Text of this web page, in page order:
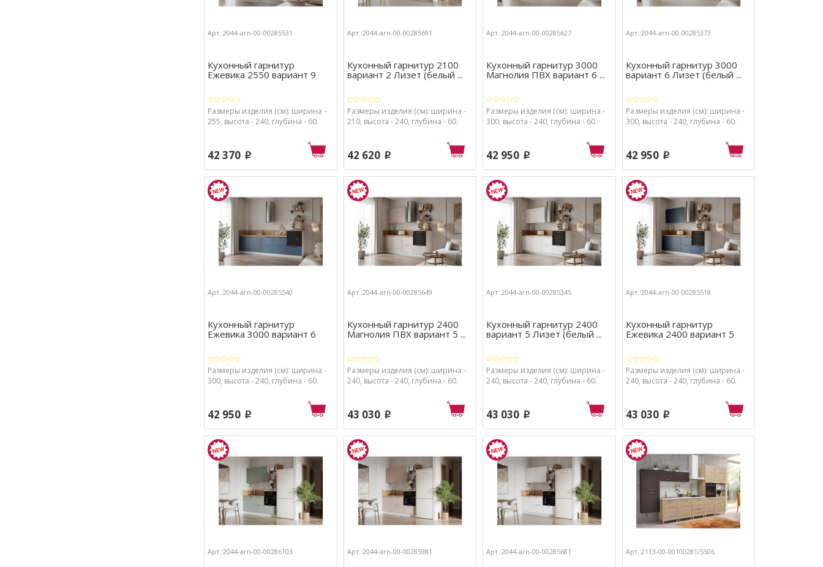
Арт.:2044-arn-00-00285531
Кухонный гарнитур
Ежевика 2550 вариант 9
Размеры изделия (см): ширина -
255, высота - 240, глубина - 60.
42 370 p
Арт.:2044-arn-00-00285691
Кухонный гарнитур 2100
вариант 2 Лизет (белый ...
Размеры изделия (см): ширина -
210, высота - 240, глубина - 60.
42 620 p
Арт.:2044-arn-00-00285627
Кухонный гарнитур 3000
Магнолия ПВХ вариант 6 ...
Размеры изделия (см): ширина -
300, высота - 240, глубина - 60.
42 950 p
Арт.:2044-arn-00-00285373
Кухонный гарнитур 3000
вариант 6 Лизет (белый ...
Размеры изделия (см): ширина -
300, высота - 240, глубина - 60.
42 950 p
Арт.:2044-arn-00-00285540
Кухонный гарнитур
Ежевика 3000 вариант 6
Размеры изделия (см): ширина -
300, высота - 240, глубина - 60.
42 950 p
Арт.:2044-arn-00-00285649
Кухонный гарнитур 2400
Магнолия ПВХ вариант 5 ...
Размеры изделия (см): ширина -
240, высота - 240, глубина - 60.
43 030 p
Арт.:2044-arn-00-00285345
Кухонный гарнитур 2400
вариант 5 Лизет (белый ...
Размеры изделия (см): ширина -
240, высота - 240, глубина - 60.
43 030 p
Арт.:2044-arn-00-00285518
Кухонный гарнитур
Ежевика 2400 вариант 5
Размеры изделия (см): ширина -
240, высота - 240, глубина - 60.
43 030 p
Арт.:2044-arn-00-00286103 Арт.:2044-arn-00-00285981 Арт.:2044-arn-00-00285681 Арт.:2113-00-00100281/5506